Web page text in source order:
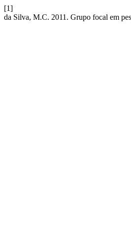
[1]
da Silva, M.C. 2011. Grupo focal em